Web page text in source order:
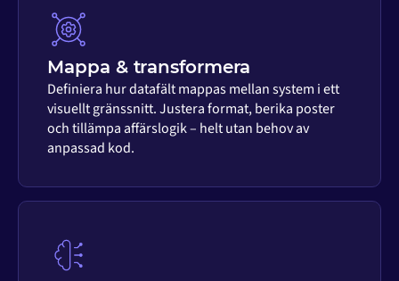
Mappa & transformera
Definiera hur datafält mappas mellan system i ett
visuellt gränssnitt. Justera format, berika poster
och tillämpa affärslogik – helt utan behov av
anpassad kod.